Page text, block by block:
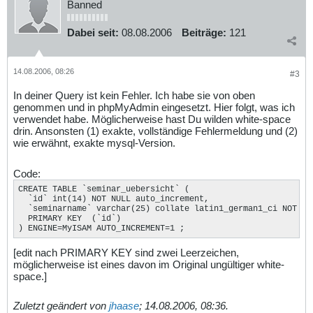
Banned
Dabei seit: 08.08.2006 Beiträge: 121
#3
14.08.2006, 08:26
In deiner Query ist kein Fehler. Ich habe sie von oben
genommen und in phpMyAdmin eingesetzt. Hier folgt, was ich
verwendet habe. Möglicherweise hast Du wilden white-space
drin. Ansonsten (1) exakte, vollständige Fehlermeldung und (2)
wie erwähnt, exakte mysql-Version.
Code:
CREATE TABLE `seminar_uebersicht` (
  `id` int(14) NOT NULL auto_increment,
`seminarname` varchar(25) collate latin1_german1_ci NOT
  PRIMARY KEY  (`id`)
) ENGINE=MyISAM AUTO_INCREMENT=1 ;
[edit nach PRIMARY KEY sind zwei Leerzeichen,
möglicherweise ist eines davon im Original ungültiger white-
space.]
Zuletzt geändert von jhaase; 14.08.2006, 08:36.